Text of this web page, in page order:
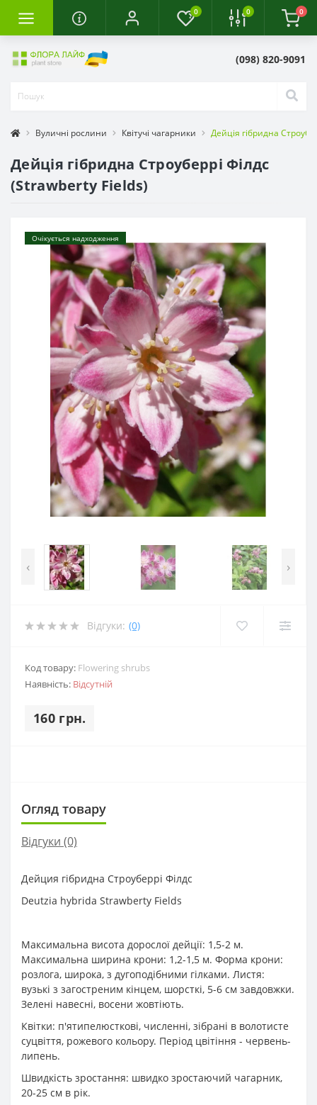
0 0 0
(098) 820-9091
Вуличні рослини Квітучі чагарники Дейція гібридна
Дейція гібридна Строуберрі Філдс
(Strawberty Fields)
Очікується надходження
‹ ›
Відгуки: (0)
Код товару: Flowering shrubs
Наявність: Відсутній
160 грн.
Огляд товару
Відгуки (0)
Дейция гібридна Строуберрі Філдс
Deutzia hybrida Strawberty Fields
Максимальна висота дорослої дейції: 1,5-2 м.
Максимальна ширина крони: 1,2-1,5 м. Форма крони:
розлога, широка, з дугоподібними гілками. Листя:
вузькі з загостреним кінцем, шорсткі, 5-6 см завдовжки.
Зелені навесні, восени жовтіють.
Квітки: п'ятипелюсткові, численні, зібрані в волотисте
суцвіття, рожевого кольору. Період цвітіння - червень-
липень.
Швидкість зростання: швидко зростаючий чагарник,
20-25 см в рік.